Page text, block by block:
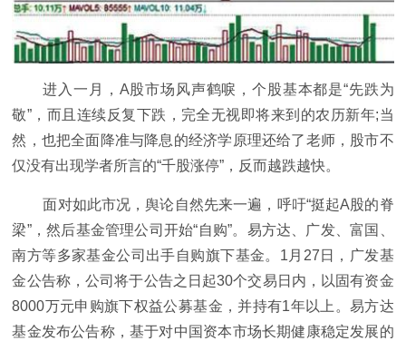
进入一月，A股市场风声鹤唳，个股基本都是“先跌为
敬”，而且连续反复下跌，完全无视即将来到的农历新年;当
然，也把全面降准与降息的经济学原理还给了老师，股市不
仅没有出现学者所言的“千股涨停”，反而越跌越快。
面对如此市况，舆论自然先来一遍，呼吁“挺起A股的脊
梁”，然后基金管理公司开始“自购”。易方达、广发、富国、
南方等多家基金公司出手自购旗下基金。1月27日，广发基
金公告称，公司将于公告之日起30个交易日内，以固有资金
8000万元申购旗下权益公募基金，并持有1年以上。易方达
基金发布公告称，基于对中国资本市场长期健康稳定发展的